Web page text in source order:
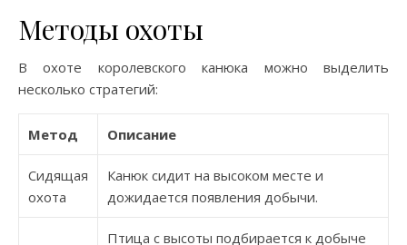
Методы охоты
В охоте королевского канюка можно выделить
несколько стратегий:
Метод Описание
Сидящая
охота
Канюк сидит на высоком месте и
дожидается появления добычи.
Птица с высоты подбирается к добыче